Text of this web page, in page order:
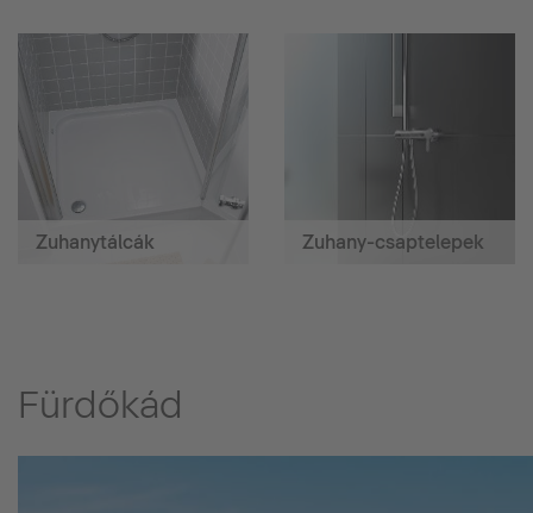
Zuhanytálcák Zuhany-csaptelepek
Fürdőkád